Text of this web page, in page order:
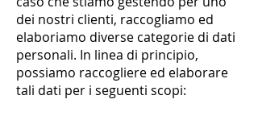
dei nostri clienti, raccogliamo ed
elaboriamo diverse categorie di dati
personali. In linea di principio,
possiamo raccogliere ed elaborare
tali dati per i seguenti scopi: